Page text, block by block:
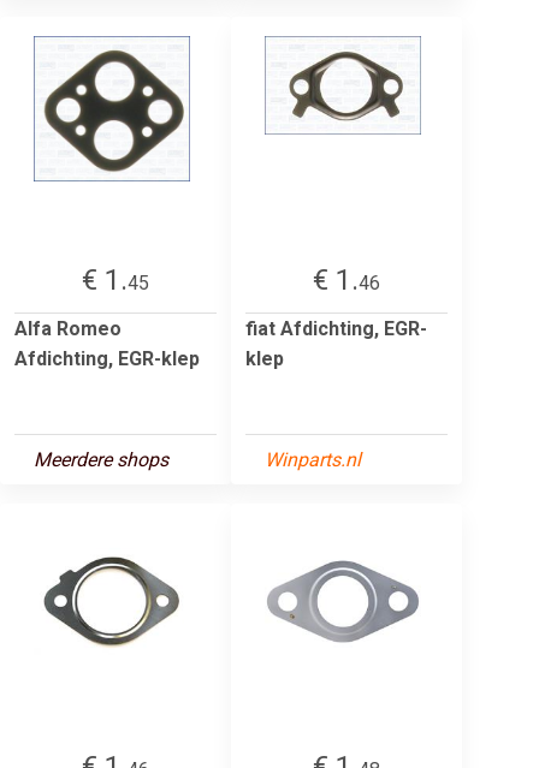
€ 1.45
Alfa Romeo
Afdichting, EGR-klep
Meerdere shops
€ 1.46
fiat Afdichting, EGR-
klep
Winparts.nl